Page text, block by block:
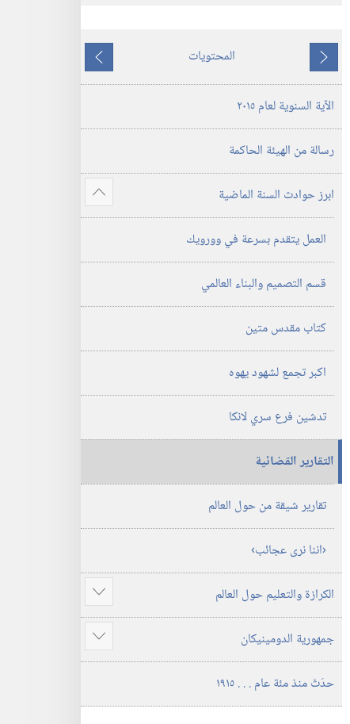
السنوي
لشهود
٢٠١٥
ما
يسبق
المحتويات
ما
يلي
الآية السنوية لعام ٢٠١٥
رسالة من الهيئة الحاكمة
ابرز حوادث السنة الماضية
عرض
المزيد
العمل يتقدم بسرعة في وورويك
قسم التصميم والبناء العالمي
كتاب مقدس متين
اكبر تجمع لشهود يهوه
تدشين فرع سري لانكا
التقارير القضائية
تقارير شيقة من حول العالم
‏‹اننا نرى عجائب›‏
الكرازة والتعليم حول العالم
عرض
المزيد
جمهورية الدومينيكان
عرض
المزيد
حدَثَ منذ مئة عام .‏ .‏ .‏ ١٩١٥